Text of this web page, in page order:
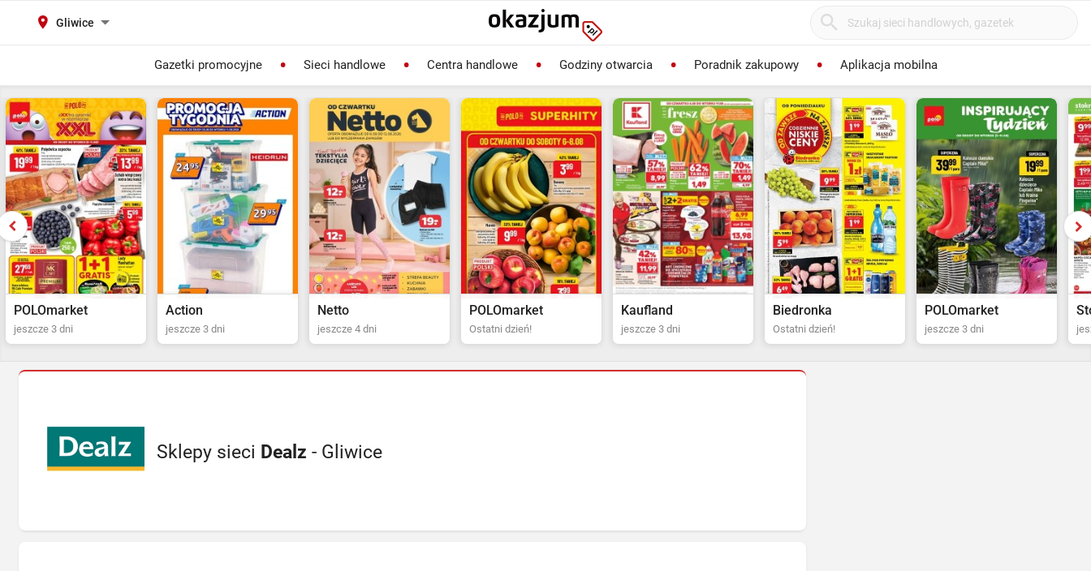
Gliwice
Gazetki promocyjne Sieci handlowe Centra handlowe Godziny otwarcia Poradnik zakupowy Aplikacja mobilna
Action
jeszcze 3 dni
Netto
jeszcze 4 dni
POLOmarket
Ostatni dzień!
Kaufland
jeszcze 3 dni
Biedronka
Ostatni dzień!
POLOmarket
jeszcze 3 dni jeszcze 4 dni za
Sklepy sieci Dealz - Gliwice